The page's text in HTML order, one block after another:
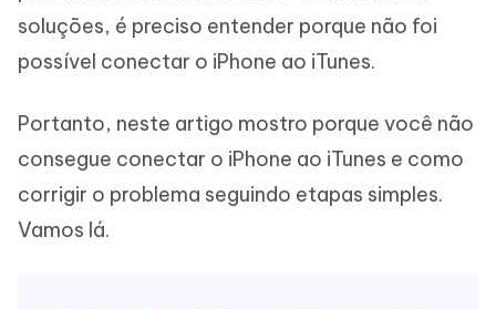
soluções, é preciso entender porque não foi
possível conectar o iPhone ao iTunes.
Portanto, neste artigo mostro porque você não
consegue conectar o iPhone ao iTunes e como
corrigir o problema seguindo etapas simples.
Vamos lá.